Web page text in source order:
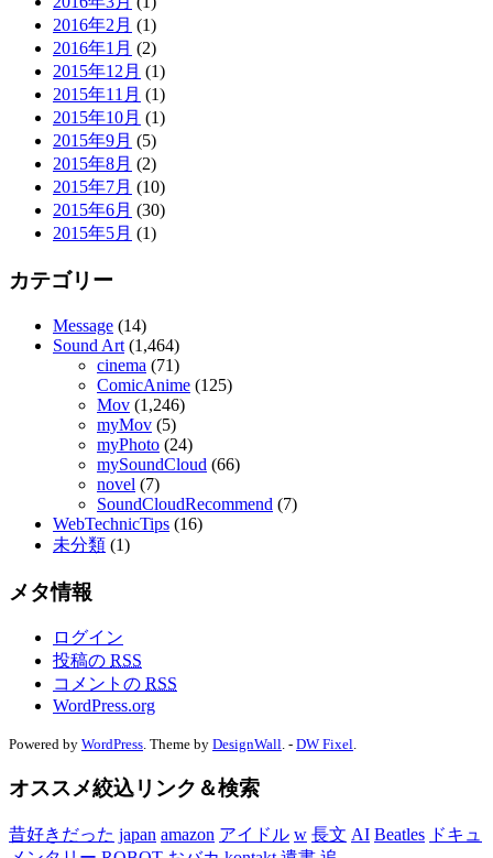
2016年2月 (1)
2016年1月 (2)
2015年12月 (1)
2015年11月 (1)
2015年10月 (1)
2015年9月 (5)
2015年8月 (2)
2015年7月 (10)
2015年6月 (30)
2015年5月 (1)
カテゴリー
Message (14)
Sound Art (1,464)
cinema (71)
ComicAnime (125)
Mov (1,246)
myMov (5)
myPhoto (24)
mySoundCloud (66)
novel (7)
SoundCloudRecommend (7)
WebTechnicTips (16)
未分類 (1)
メタ情報
ログイン
投稿の RSS
コメントの RSS
WordPress.org
Powered by WordPress. Theme by DesignWall. - DW Fixel.
オススメ絞込リンク＆検索
昔好きだった japan amazon アイドル w 長文 AI Beatles ドキュ